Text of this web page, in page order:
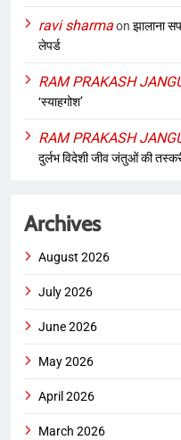
ravi sharmaon झालाना
लेपर्ड
RAM PRAKASH
‘स्याहगोश’
RAM PRAKASH
दुर्लभ विदेशी जीव जंतुओं की
Archives
August 2026
July 2026
June 2026
May 2026
April 2026
March 2026